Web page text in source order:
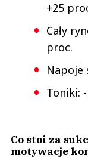
+25
Cały
proc.
Napoje
Toniki:
Co stoi za
motywacje